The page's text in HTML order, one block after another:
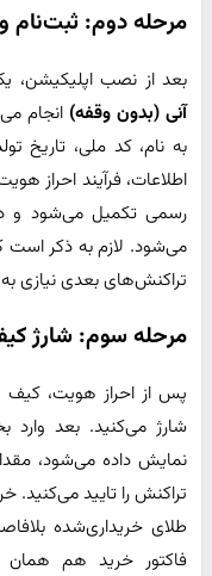
مرحله دوم: ثبت‌نام
بعد از نصب اپلیکیشن،
آنی (بدون وقفه) انجام
به نام، کد ملی، تاریخ
اطلاعات، فرآیند احراز
می‌شود. لازم به ذکر است
تراکنش‌های بعدی نیازی به
مرحله سوم: شارژ
پس از احراز هویت، کیف
شارژ می‌کنید. بعد
نمایش داده می‌شود،
تراکنش را تایید می‌کنید.
طلای خریداری‌شده
فاکتور خرید هم